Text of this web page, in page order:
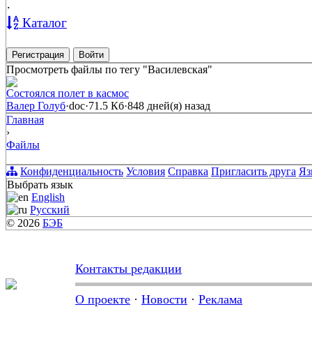
·
Каталог
Регистрация Войти
Просмотреть файлы по тегу "Василевская"
Состоялся полет в касмос
Валер Голуб·doc·71.5 Кб·848 дней(я) назад
Главная
›
Файлы
Конфиденциальность Условия Справка Пригласить друга
Выбрать язык
English
Русский
© 2026 БЭБ
Контакты редакции
О проекте · Новости · Реклама